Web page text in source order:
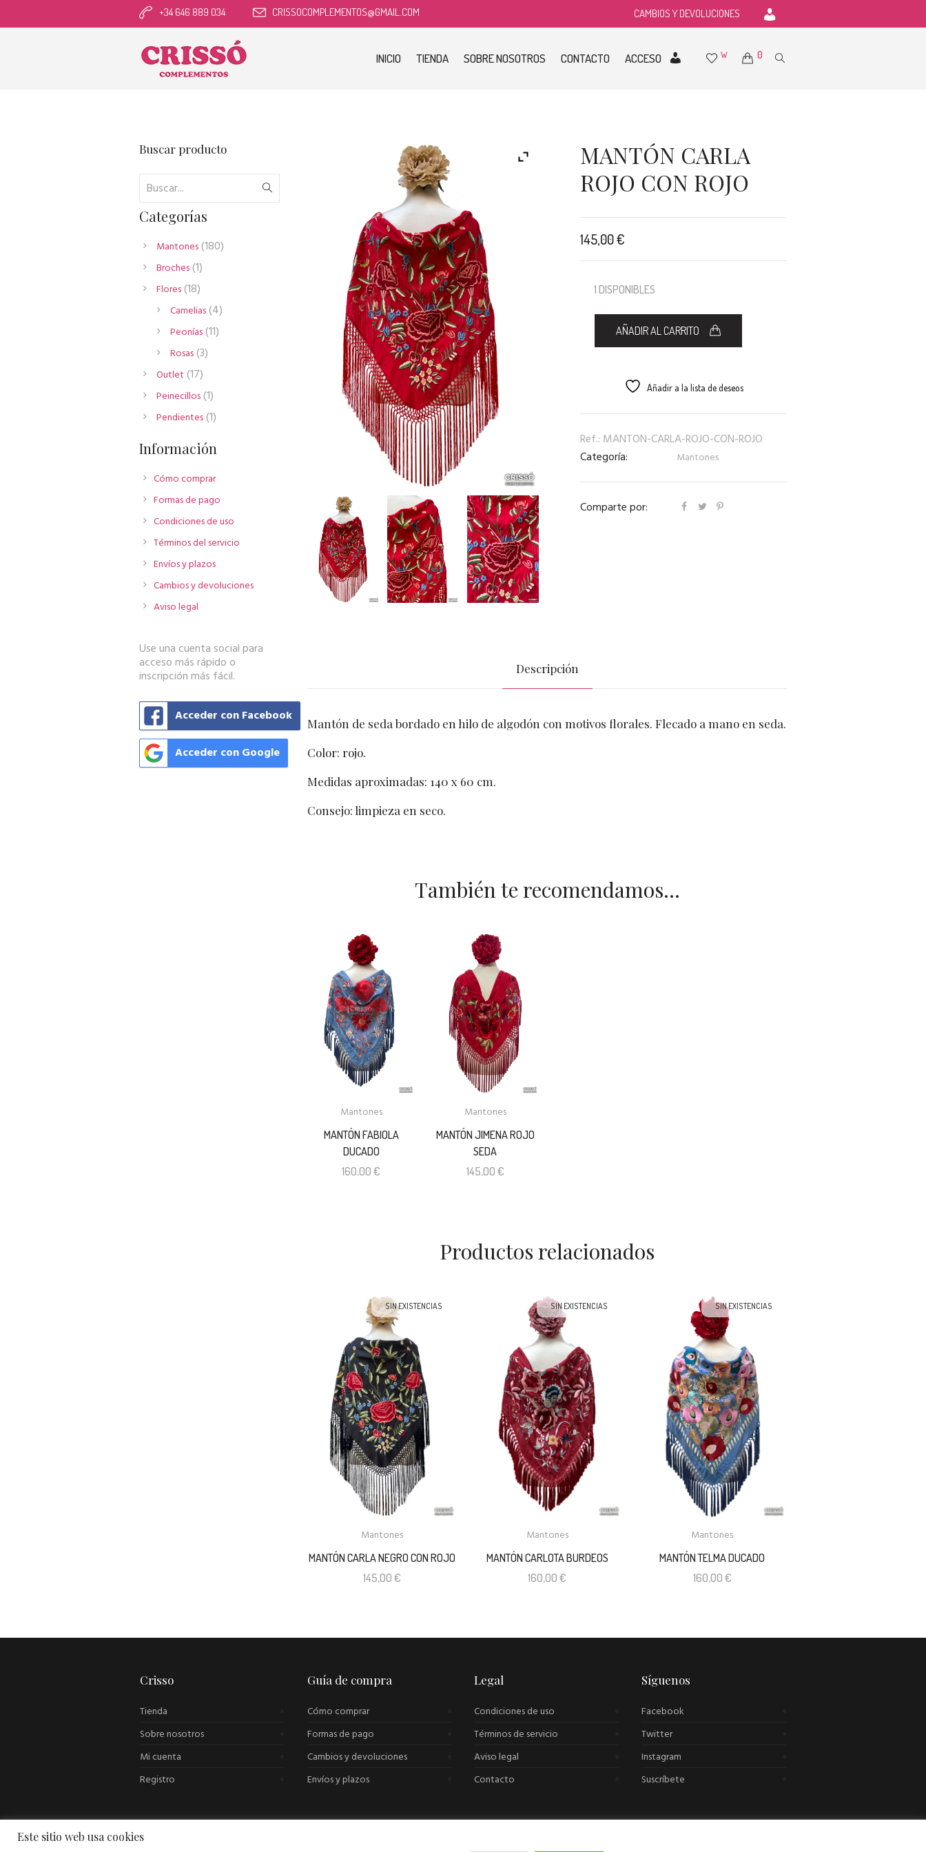
CAMBIOS Y DEVOLUCIONES
+34 646 889 034 CRISSOCOMPLEMENTOS@GMAIL.COM
0
W
INICIO TIENDA SOBRE NOSOTROS CONTACTO ACCESO
MANTÓN CARLA
ROJO CON ROJO
145,00€
1 DISPONIBLES
AÑADIR AL CARRITO
Añadir a la lista de deseos
Ref.: MANTON-CARLA-ROJO-CON-ROJO
Categoría:
Mantones
Comparte por:
Descripción
Mantón de seda bordado en hilo de algodón con motivos florales. Flecado a mano en seda.
Color: rojo.
Medidas aproximadas: 140 x 60 cm.
Consejo: limpieza en seco.
También te recomendamos…
Mantones
MANTÓN FABIOLA
DUCADO
160,00 €
Mantones
MANTÓN JIMENA ROJO
SEDA
145,00 €
Productos relacionados
SIN EXISTENCIAS
Mantones
MANTÓN CARLA NEGRO CON ROJO
145,00 €
SIN EXISTENCIAS
Mantones
MANTÓN CARLOTA BURDEOS
160,00 €
SIN EXISTENCIAS
Mantones
MANTÓN TELMA DUCADO
160,00 €
Buscar producto
Categorías
Mantones 180180
Broches 11
producto
Flores 1818
productos
Camelias 44
Peonías 1111
Rosas 33
Outlet 1717
productos
Peinecillos 11
producto
Pendientes 11
Información
Cómo comprar
Formas de pago
Condiciones de uso
Términos del servicio
Envíos y plazos
Cambios y devoluciones
Aviso legal
Use una cuenta social para
acceso más rápido o
inscripción más fácil.
Acceder con Facebook
Acceder con Google
Crisso
Tienda
Sobre nosotros
Mi cuenta
Registro
Guía de compra
Cómo comprar
Formas de pago
Cambios y devoluciones
Envíos y plazos
Legal
Condiciones de uso
Términos de servicio
Aviso legal
Contacto
Síguenos
Facebook
Twitter
Instagram
Suscríbete
Este sitio web usa cookies